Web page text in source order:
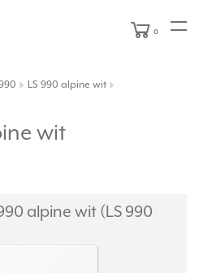
0
LS 990 alpine wit
wit
alpine wit (LS 990